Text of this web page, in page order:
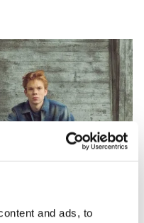
and ads, to